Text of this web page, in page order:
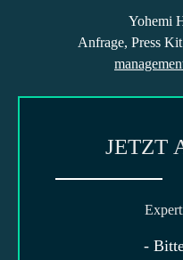
Yohemi
Anfrage, Press
JETZT
-